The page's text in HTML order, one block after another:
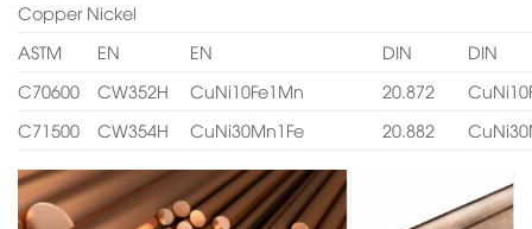
Copper Nickel
ASTM
EN EN DIN
DIN
C70600
CW352H CuNi10Fe1Mn 20.872
C71500
CW354H CuNi30Mn1Fe 20.882